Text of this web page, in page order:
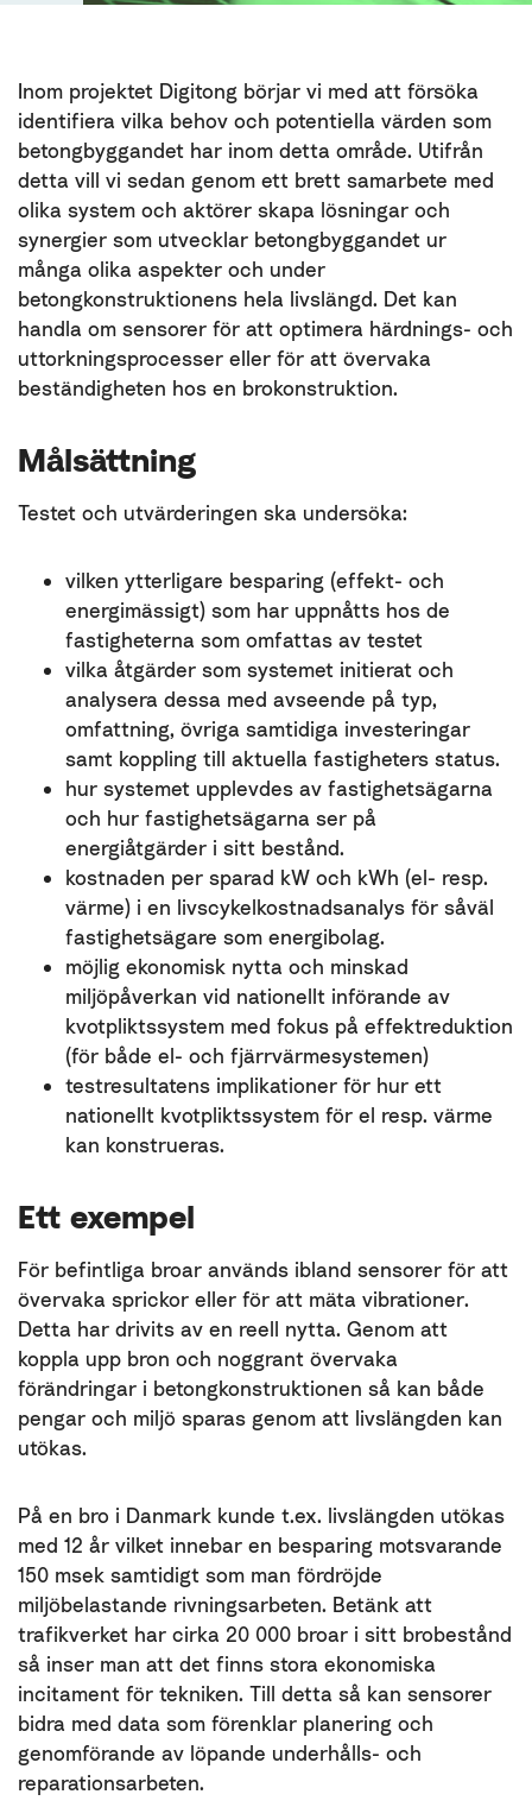
Inom projektet Digitong börjar vi med att försöka
identifiera vilka behov och potentiella värden som
betongbyggandet har inom detta område. Utifrån
detta vill vi sedan genom ett brett samarbete med
olika system och aktörer skapa lösningar och
synergier som utvecklar betongbyggandet ur
många olika aspekter och under
betongkonstruktionens hela livslängd. Det kan
handla om sensorer för att optimera härdnings- och
uttorkningsprocesser eller för att övervaka
beständigheten hos en brokonstruktion.
Målsättning
Testet och utvärderingen ska undersöka:
vilken ytterligare besparing (effekt- och
energimässigt) som har uppnåtts hos de
fastigheterna som omfattas av testet
vilka åtgärder som systemet initierat och
analysera dessa med avseende på typ,
omfattning, övriga samtidiga investeringar
samt koppling till aktuella fastigheters status.
hur systemet upplevdes av fastighetsägarna
och hur fastighetsägarna ser på
energiåtgärder i sitt bestånd.
kostnaden per sparad kW och kWh (el- resp.
värme) i en livscykelkostnadsanalys för såväl
fastighetsägare som energibolag.
möjlig ekonomisk nytta och minskad
miljöpåverkan vid nationellt införande av
kvotpliktssystem med fokus på effektreduktion
(för både el- och fjärrvärmesystemen)
testresultatens implikationer för hur ett
nationellt kvotpliktssystem för el resp. värme
kan konstrueras.
Ett exempel
För befintliga broar används ibland sensorer för att
övervaka sprickor eller för att mäta vibrationer.
Detta har drivits av en reell nytta. Genom att
koppla upp bron och noggrant övervaka
förändringar i betongkonstruktionen så kan både
pengar och miljö sparas genom att livslängden kan
utökas.
På en bro i Danmark kunde t.ex. livslängden utökas
med 12 år vilket innebar en besparing motsvarande
150 msek samtidigt som man fördröjde
miljöbelastande rivningsarbeten. Betänk att
trafikverket har cirka 20 000 broar i sitt brobestånd
så inser man att det finns stora ekonomiska
incitament för tekniken. Till detta så kan sensorer
bidra med data som förenklar planering och
genomförande av löpande underhålls- och
reparationsarbeten.